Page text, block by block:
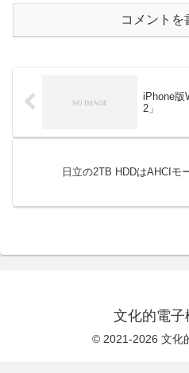
コメントを
iPhone
2」
日立の2TB HDDはAHCIモ
文化的電子
© 2021-2026 文化